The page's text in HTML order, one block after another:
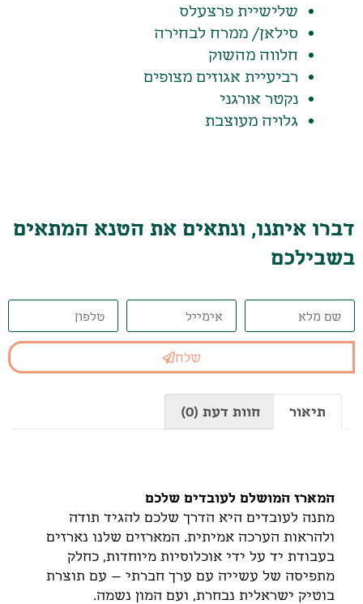
שלישיית פרצעלס
סילאן/ ממרח לבחירה
חלווה מהשוק
רביעיית אגוזים מצופים
נקטר אורגני
גלויה מעוצבת
דברו איתנו, ונתאים את הטנא המתאים
בשבילכם
שלח
תיאור חוות דעת (0)
המארז המושלם לעובדים שלכם
מתנה לעובדים היא הדרך שלכם להגיד תודה
ולהראות הערכה אמיתית. המארזים שלנו נארזים
בעבודת יד על ידי אוכלוסיות מיוחדות, כחלק
מתפיסה של עשייה עם ערך חברתי – עם תוצרת
בוטיק ישראלית נבחרת, ועם המון נשמה.